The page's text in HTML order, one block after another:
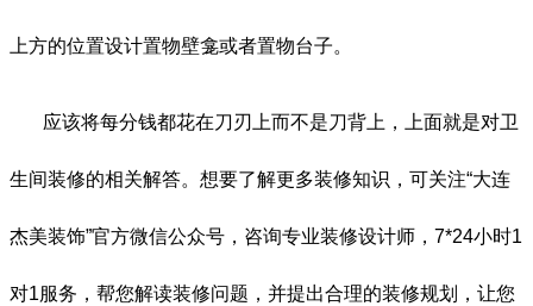
上方的位置设计置物壁龛或者置物台子。
应该将每分钱都花在刀刃上而不是刀背上，上面就是对卫
生间装修的相关解答。想要了解更多装修知识，可关注“大连
杰美装饰”官方微信公众号，咨询专业装修设计师， 7*24小时1
对1服务，帮您解读装修问题，并提出合理的装修规划，让您